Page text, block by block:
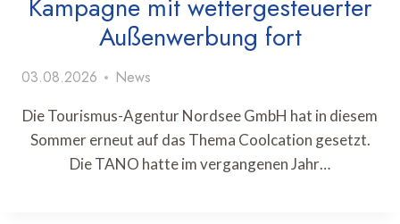
Kampagne mit wettergesteuerter
Außenwerbung fort
03.08.2026 News
Die Tourismus-Agentur Nordsee GmbH hat in diesem
Sommer erneut auf das Thema Coolcation gesetzt.
Die TANO hatte im vergangenen Jahr…